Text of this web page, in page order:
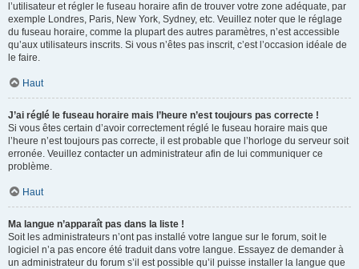
l’utilisateur et régler le fuseau horaire afin de trouver votre zone adéquate, par
exemple Londres, Paris, New York, Sydney, etc. Veuillez noter que le réglage
du fuseau horaire, comme la plupart des autres paramètres, n’est accessible
qu’aux utilisateurs inscrits. Si vous n’êtes pas inscrit, c’est l’occasion idéale de
le faire.
Haut
J’ai réglé le fuseau horaire mais l’heure n’est toujours pas correcte !
Si vous êtes certain d’avoir correctement réglé le fuseau horaire mais que
l’heure n’est toujours pas correcte, il est probable que l’horloge du serveur soit
erronée. Veuillez contacter un administrateur afin de lui communiquer ce
problème.
Haut
Ma langue n’apparaît pas dans la liste !
Soit les administrateurs n’ont pas installé votre langue sur le forum, soit le
logiciel n’a pas encore été traduit dans votre langue. Essayez de demander à
un administrateur du forum s’il est possible qu’il puisse installer la langue que